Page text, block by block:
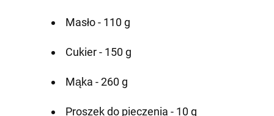
Masło - 110 g
Cukier - 150 g
Mąka - 260 g
Proszek do pieczenia - 10 g